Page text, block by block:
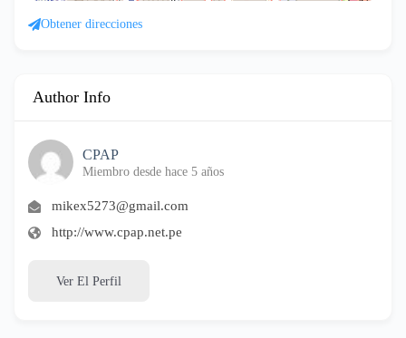
Obtener direcciones
Author Info
CPAP
Miembro desde hace 5 años
mikex5273@gmail.com
http://www.cpap.net.pe
Ver El Perfil